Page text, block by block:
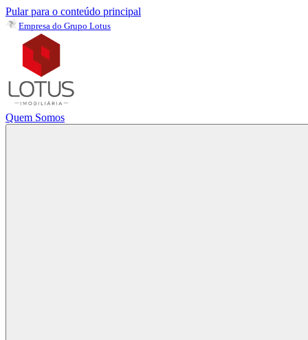
Pular para o conteúdo principal
Empresa do Grupo Lotus
Quem Somos